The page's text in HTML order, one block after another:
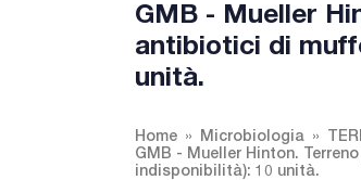
GMB - Mueller
antibiotici di
unità.
Home Microbiologia
GMB - Mueller Hinton.
indisponibilità): 10 unità.